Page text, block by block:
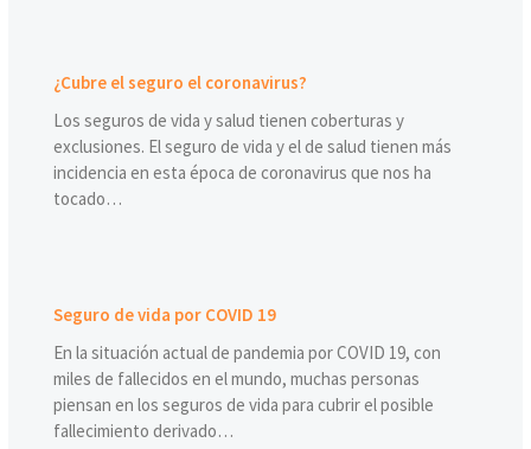
¿Cubre el seguro el coronavirus?
Los seguros de vida y salud tienen coberturas y
exclusiones. El seguro de vida y el de salud tienen más
incidencia en esta época de coronavirus que nos ha
tocado…
Seguro de vida por COVID 19
En la situación actual de pandemia por COVID 19, con
miles de fallecidos en el mundo, muchas personas
piensan en los seguros de vida para cubrir el posible
fallecimiento derivado…